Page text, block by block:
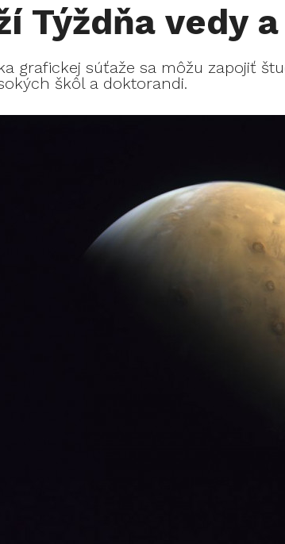
Týždňa vedy
grafickej súťaže sa môžu zapojiť
škôl a doktorandi.